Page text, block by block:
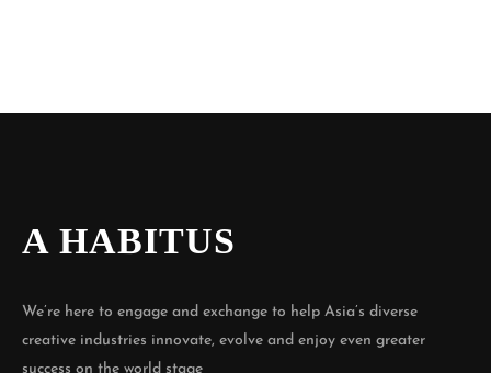
A HABITUS
We’re here to engage and exchange to help Asia’s diverse
creative industries innovate, evolve and enjoy even greater
success on the world stage